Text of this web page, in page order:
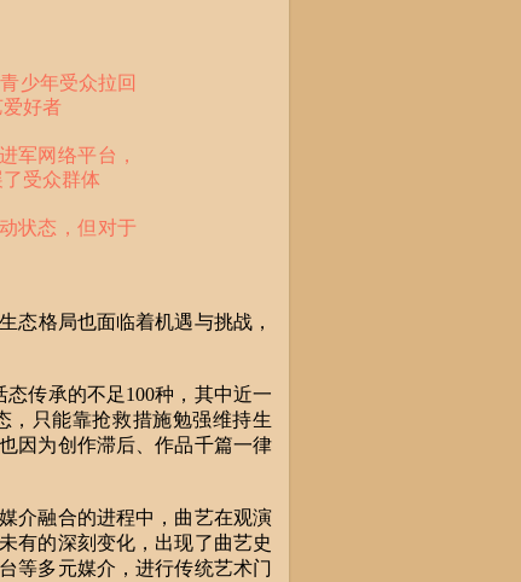
少年受众拉回
好者
网络平台，
受众群体
状态，但对于
格局也面临着机遇与挑战，
传承的不足100种，其中近一
，只能靠抢救措施勉强维持生
因为创作滞后、作品千篇一律
融合的进程中，曲艺在观演
有的深刻变化，出现了曲艺史
等多元媒介，进行传统艺术门